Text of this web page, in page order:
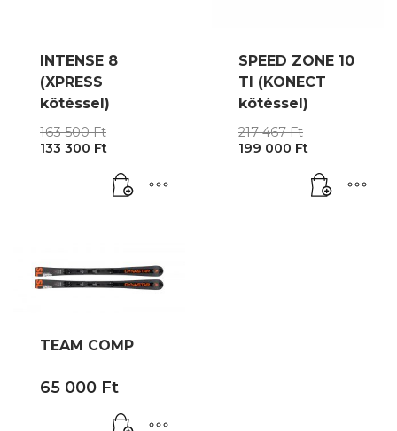
INTENSE 8
(XPRESS
kötéssel)
163 500Ft
163
500 Ft.
133 300 Ft
is:
133
SPEED ZONE 10
TI (KONECT
kötéssel)
217 467Ft
217
467 Ft.
199 000 Ft
is:
199
TEAM COMP
65 000 Ft